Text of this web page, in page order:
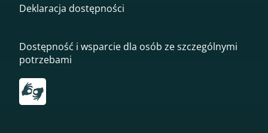
Deklaracja dostępności
Dostępność i wsparcie dla osób ze szczególnymi
potrzebami
Przekierowanie do tłumacza on-line języka migowego